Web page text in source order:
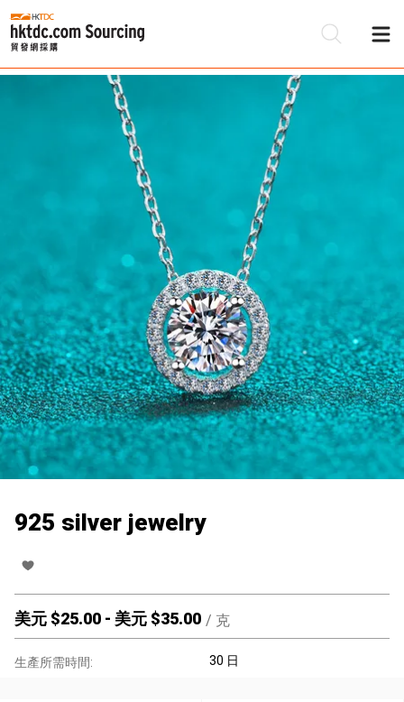
925 silver jewelry
美元 $25.00 - 美元 $35.00 / 克
生產所需時間: 30 日